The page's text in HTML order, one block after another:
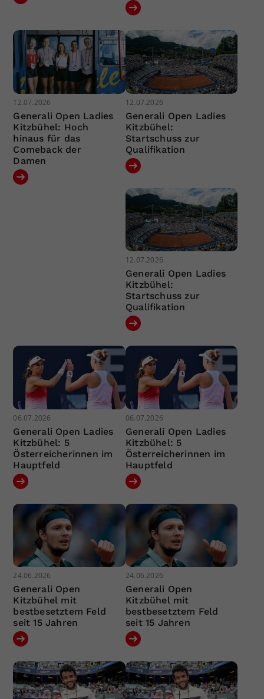
12.07.2026
Generali Open Ladies
Kitzbühel: Hoch
hinaus für das
Comeback der
Damen
12.07.2026
Generali Open Ladies
Kitzbühel:
Startschuss zur
Qualifikation
12.07.2026
Generali Open Ladies
Kitzbühel:
Startschuss zur
Qualifikation
06.07.2026
Generali Open Ladies
Kitzbühel: 5
Österreicherinnen im
Hauptfeld
06.07.2026
Generali Open Ladies
Kitzbühel: 5
Österreicherinnen im
Hauptfeld
24.06.2026
Generali Open
Kitzbühel mit
bestbesetztem Feld
seit 15 Jahren
24.06.2026
Generali Open
Kitzbühel mit
bestbesetztem Feld
seit 15 Jahren